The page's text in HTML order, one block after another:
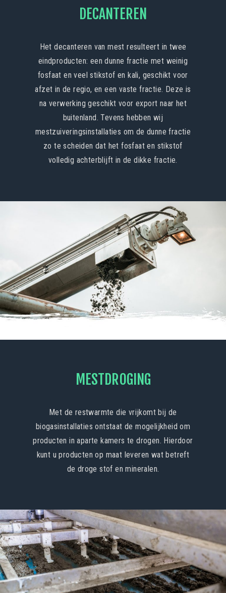
DECANTEREN
Het decanteren van mest resulteert in twee
eindproducten: een dunne fractie met weinig
fosfaat en veel stikstof en kali, geschikt voor
afzet in de regio, en een vaste fractie. Deze is
na verwerking geschikt voor export naar het
buitenland. Tevens hebben wij
mestzuiveringsinstallaties om de dunne fractie
zo te scheiden dat het fosfaat en stikstof
volledig achterblijft in de dikke fractie.
MESTDROGING
Met de restwarmte die vrijkomt bij de
biogasinstallaties ontstaat de mogelijkheid om
producten in aparte kamers te drogen. Hierdoor
kunt u producten op maat leveren wat betreft
de droge stof en mineralen.